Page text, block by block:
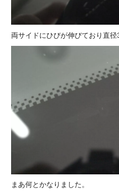
両サイドにひびが伸びており直径
まあ何とかなりました。